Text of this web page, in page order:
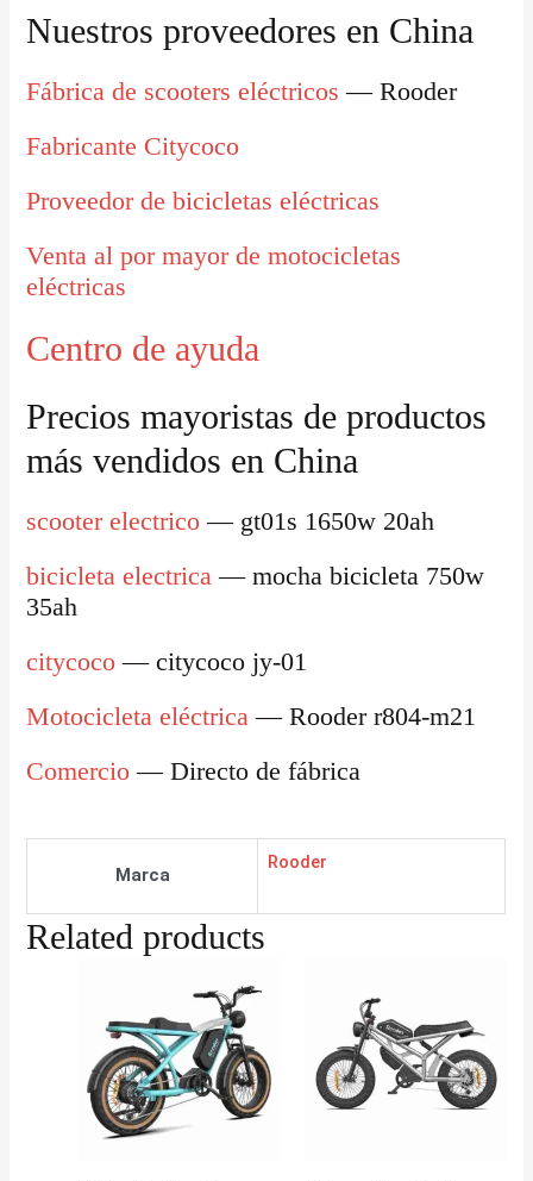
Nuestros proveedores en China
Fábrica de scooters eléctricos — Rooder
Fabricante Citycoco
Proveedor de bicicletas eléctricas
Venta al por mayor de motocicletas
eléctricas
Centro de ayuda
Precios mayoristas de productos
más vendidos en China
scooter electrico — gt01s 1650w 20ah
bicicleta electrica — mocha bicicleta 750w
35ah
citycoco — citycoco jy-01
Motocicleta eléctrica — Rooder r804-m21
Comercio — Directo de fábrica
Marca
Rooder
Related products